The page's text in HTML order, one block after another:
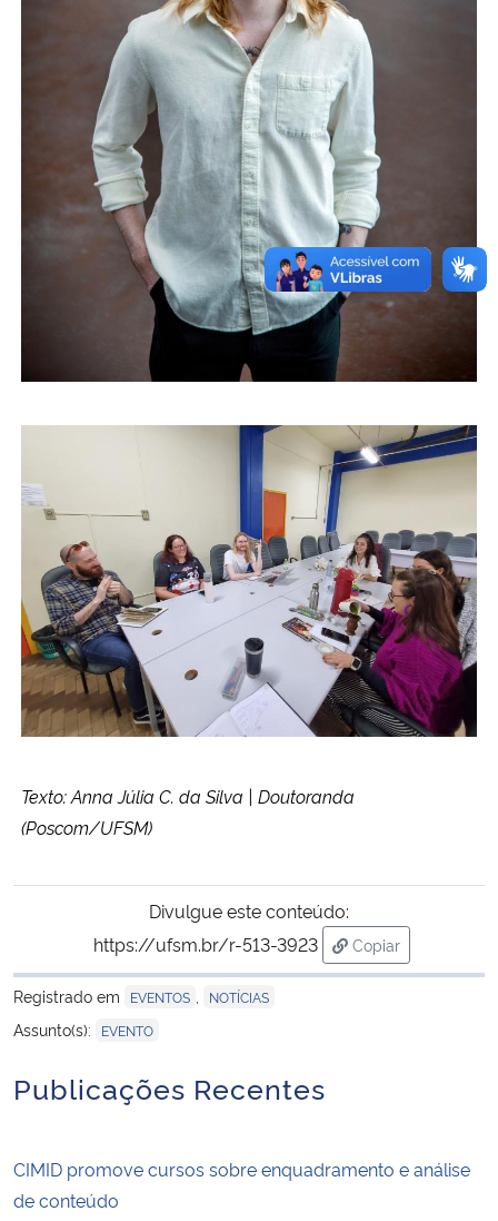
Texto: Anna Júlia C. da Silva | Doutoranda
(Poscom/UFSM)
Divulgue este conteúdo:
https://ufsm.br/r-513-3923
Copiar
para área de
Registrado em
EVENTOS NOTÍCIAS
Assunto(s): EVENTO
Publicações Recentes
CIMID promove cursos sobre enquadramento e análise
de conteúdo